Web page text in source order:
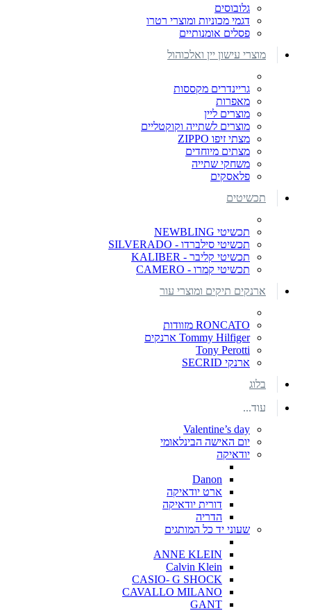
גלובוסים
דגמי מכוניות ומוצרי רטרו
פסלים אומנותיים
מוצרי עישון יין ואלכוהול
גריינדרים מקססות
מאפרות
מוצרים ליין
מוצרים לשתייה וקוקטליים
מצתי זיפו ZIPPO
מצתים מיוחדים
משחקי שתייה
פלאסקים
תכשיטים
תכשיטי NEWBLING
תכשיטי סילברדו - SILVERADO
תכשיטי קליבר - KALIBER
תכשיטי קמרו - CAMERO
ארנקים תיקים ומוצרי עור
RONCATO מזוודות
Tommy Hilfiger ארנקים
Tony Perotti
ארנקי SECRID
בלוג
עוד...
Valentine’s day
יום האישה הבינלאומי
יודאיקה
Danon
ארט יודאיקה
דורית יודאיקה
הדריה
שעוני יד כל המותגים
ANNE KLEIN
Calvin Klein
CASIO- G SHOCK
CAVALLO MILANO
GANT